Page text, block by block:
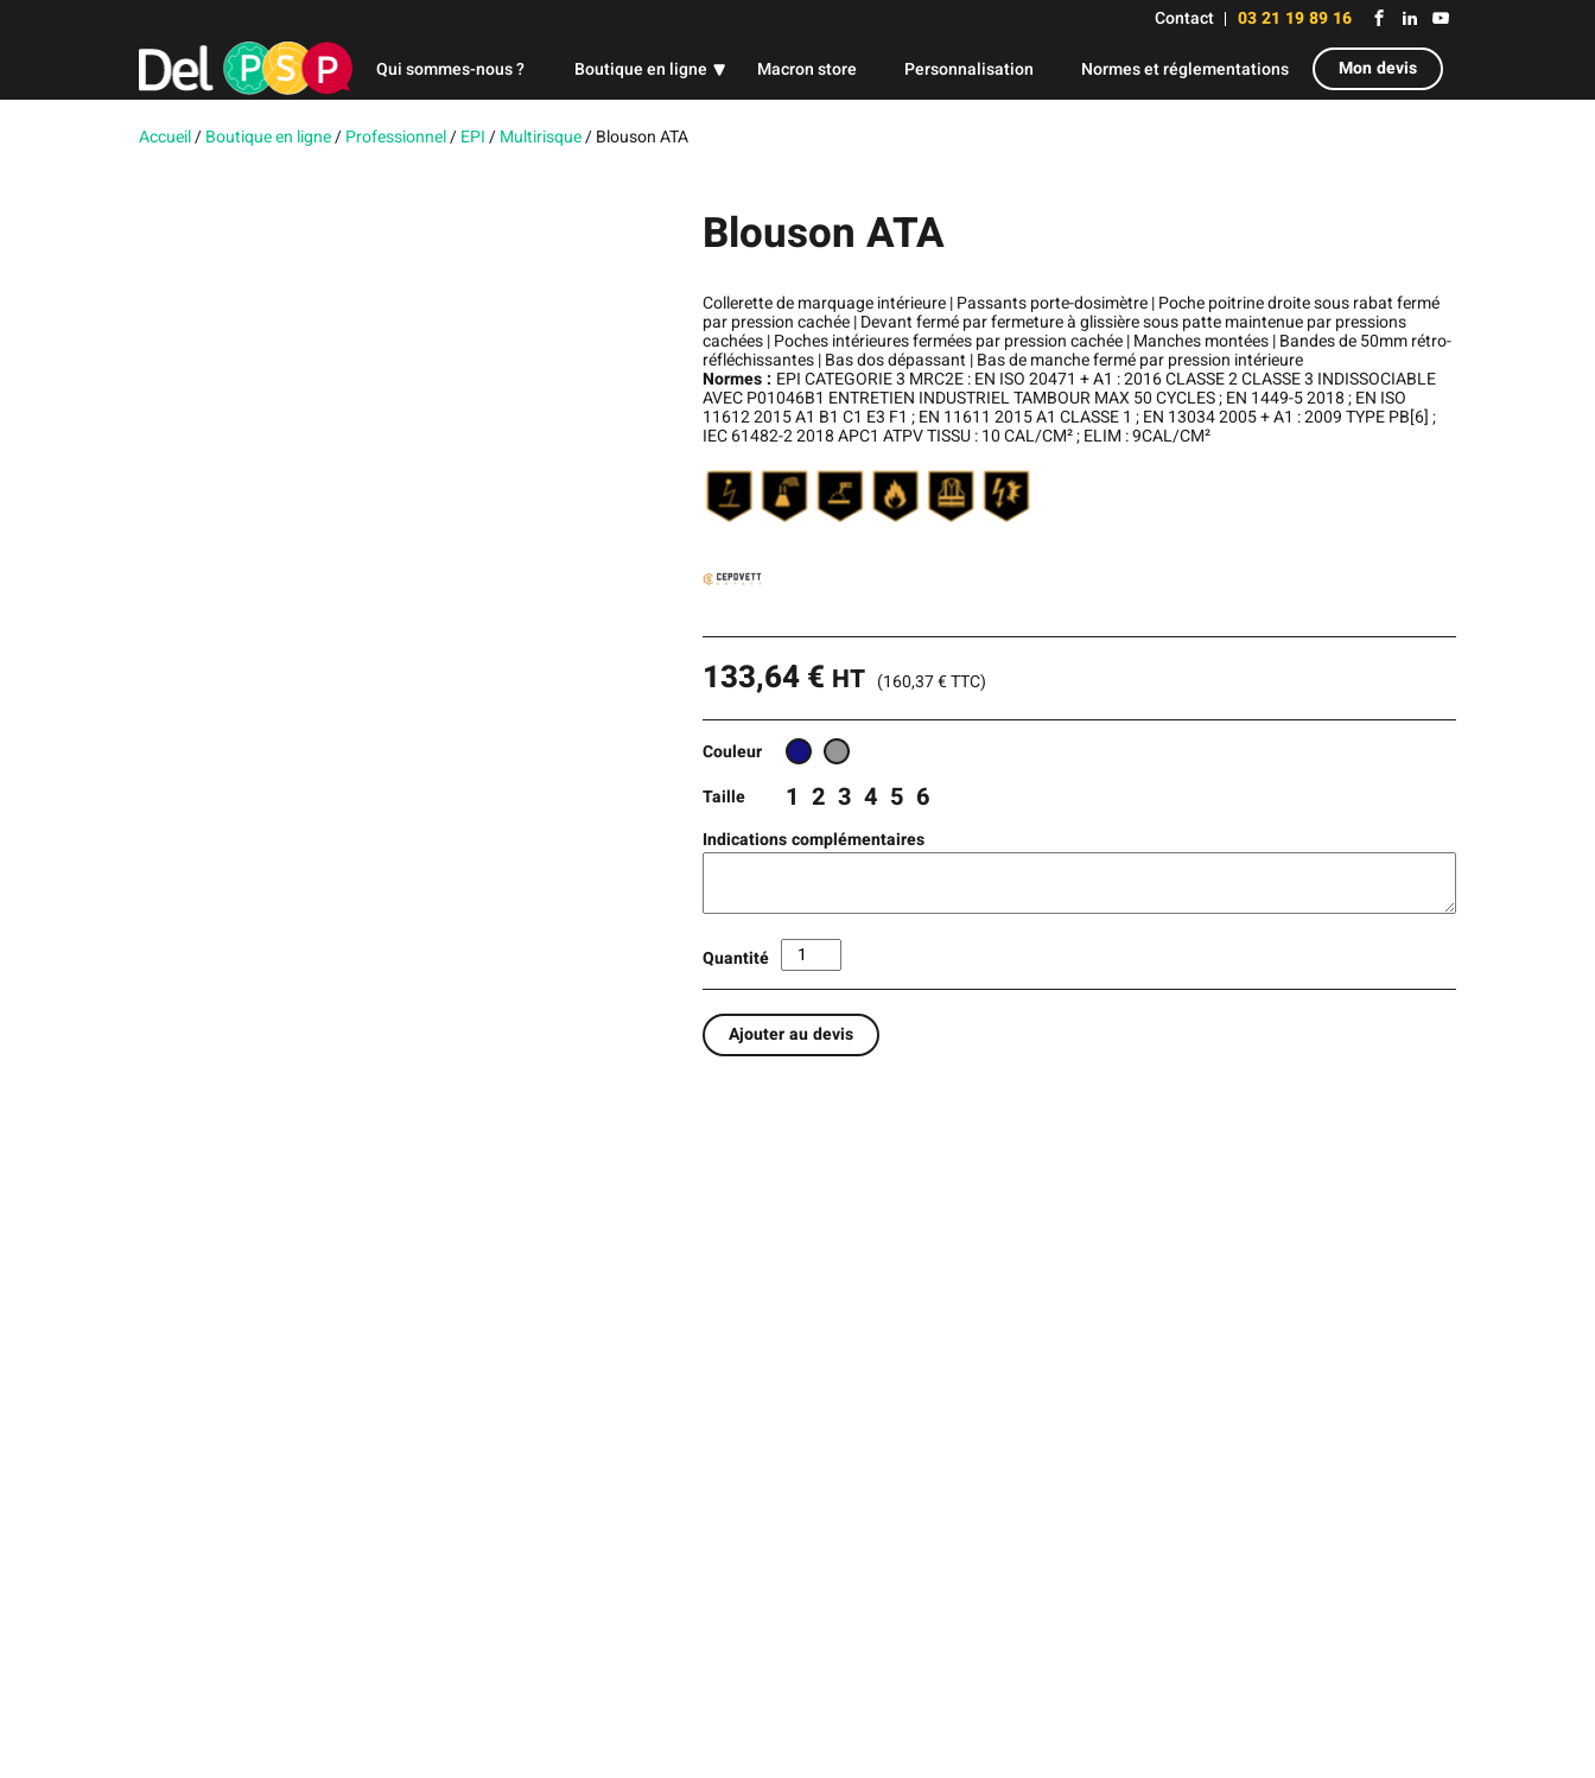
Contact 03 21 19 89 16
Qui sommes-nous ? Boutique en ligne
Professionnel
Macron store Personnalisation Normes et réglementations Mon devis
Accueil/Boutique en ligne/Professionnel/EPI/Multirisque/Blouson ATA
Blouson ATA
Collerette de marquage intérieure | Passants porte-dosimètre | Poche poitrine droite sous rabat fermé
par pression cachée | Devant fermé par fermeture à glissière sous patte maintenue par pressions
cachées | Poches intérieures fermées par pression cachée | Manches montées | Bandes de 50mm rétro-
réfléchissantes | Bas dos dépassant | Bas de manche fermé par pression intérieure
Normes : EPI CATEGORIE 3 MRC2E : EN ISO 20471 + A1 : 2016 CLASSE 2 CLASSE 3 INDISSOCIABLE
AVEC P01046B1 ENTRETIEN INDUSTRIEL TAMBOUR MAX 50 CYCLES ; EN 1449-5 2018 ; EN ISO
11612 2015 A1 B1 C1 E3 F1 ; EN 11611 2015 A1 CLASSE 1 ; EN 13034 2005 + A1 : 2009 TYPE PB[6] ;
IEC 61482-2 2018 APC1 ATPV TISSU : 10 CAL/CM² ; ELIM : 9CAL/CM²
133,64€ HT (160,37€TTC)
Couleur
Taille
1 2 3 4 5 6
Indications complémentaires
Quantité
Ajouter au devis